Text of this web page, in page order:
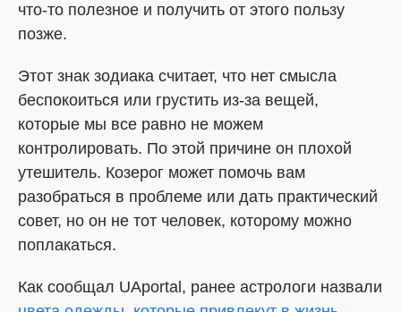
что-то полезное и получить от этого пользу
позже.
Этот знак зодиака считает, что нет смысла
беспокоиться или грустить из-за вещей,
которые мы все равно не можем
контролировать. По этой причине он плохой
утешитель. Козерог может помочь вам
разобраться в проблеме или дать практический
совет, но он не тот человек, которому можно
поплакаться.
Как сообщал UAportal, ранее астрологи назвали